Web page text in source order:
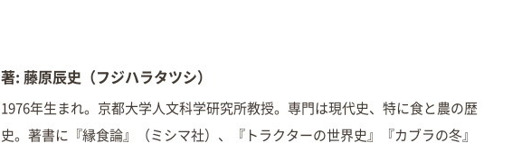
著: 藤原辰史（フジハラタツシ）
1976年生まれ。京都大学人文科学研究所教授。専門は現代史、特に食と農の歴
史。著書に『縁食論』（ミシマ社）、『トラクターの世界史』『カブラの冬』